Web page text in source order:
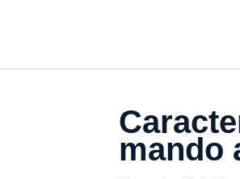
mando